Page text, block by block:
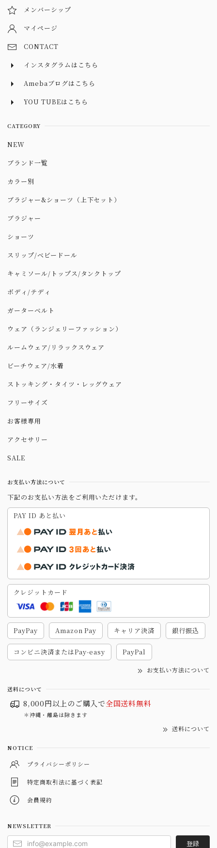
メンバーシップ
マイページ
CONTACT
インスタグラムはこちら
Amebaブログはこちら
YOU TUBEはこちら
CATEGORY
NEW
ブランド一覧
カラー別
ブラジャー&ショーツ（上下セット）
ブラジャー
ショーツ
スリップ/ベビードール
キャミソール/トップス/タンクトップ
ボディ/テディ
ガーターベルト
ウェア（ランジェリーファッション）
ルームウェア/リラックスウェア
ビーチウェア/水着
ストッキング・タイツ・レッグウェア
フリーサイズ
お客様専用
アクセサリー
SALE
お支払い方法について
下記のお支払い方法をご利用いただけます。
PAY ID あと払い
クレジットカード
PayPay Amazon Pay キャリア決済 銀行振込
コンビニ決済またはPay-easy PayPal
お支払い方法について
送料について
8,000円以上のご購入で全国送料無料
＊沖縄・離島は除きます
送料について
NOTICE
プライバシーポリシー
特定商取引法に基づく表記
会員規約
NEWSLETTER
登録